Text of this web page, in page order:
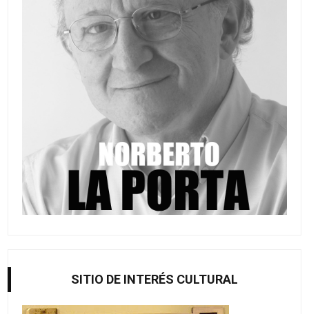
SITIO DE INTERÉS CULTURAL